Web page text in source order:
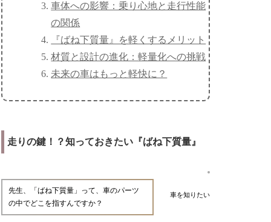
車体への影響：乗り心地と走行性能
の関係
『ばね下質量』を軽くするメリット
材質と設計の進化：軽量化への挑戦
未来の車はもっと軽快に？
走りの鍵！？知っておきたい『ばね下質量』
車を知りたい
先生、「ばね下質量」って、車のパーツ
の中でどこを指すんですか？